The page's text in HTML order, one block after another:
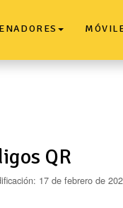
QR
17 de febrero de